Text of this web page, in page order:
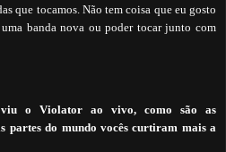
que tocamos. Não tem coisa que eu gosto
banda nova ou poder tocar junto com
o Violator ao vivo, como são as
partes do mundo vocês curtiram mais a